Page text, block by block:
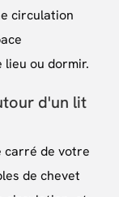
circulation
lieu ou dormir.
d'un lit
carré de votre
de chevet